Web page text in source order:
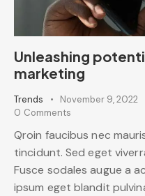
Unleashing
marketing
Trends November 9, 2022
0 Comments
Qroin faucibus nec
tincidunt. Sed eget
Fusce sodales augue a
ipsum eget blandit